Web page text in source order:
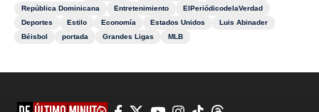
República Dominicana
Entretenimiento
ElPeriódicodelaVerdad
Deportes
Estilo Economía Estados Unidos
Luis Abinader
Béisbol
portada Grandes Ligas MLB